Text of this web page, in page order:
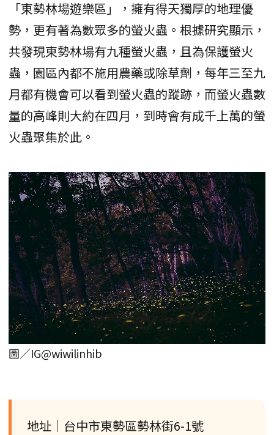
「東勢林場遊樂區」，擁有得天獨厚的地理優
勢，更有著為數眾多的螢火蟲。根據研究顯示，
共發現東勢林場有九種螢火蟲，且為保護螢火
蟲，園區內都不施用農藥或除草劑，每年三至九
月都有機會可以看到螢火蟲的蹤跡，而螢火蟲數
量的高峰則大約在四月，到時會有成千上萬的螢
火蟲聚集於此。
圖／IG@wiwilinhib
地址｜台中市東勢區勢林街6-1號